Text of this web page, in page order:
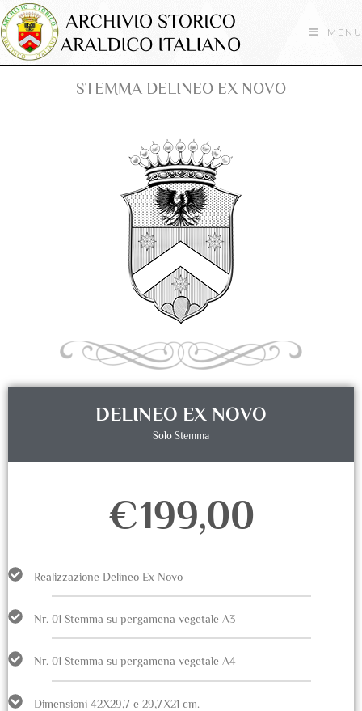
MENU
STEMMA DELINEO EX NOVO
DELINEO EX NOVO
Solo Stemma
€199,00
Realizzazione Delineo Ex Novo
Nr. 01 Stemma su pergamena vegetale A3
Nr. 01 Stemma su pergamena vegetale A4
Dimensioni 42X29,7 e 29,7X21 cm.